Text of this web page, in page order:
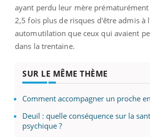
ayant perdu leur mère
2,5 fois plus de risques d'être admis à
automutilation que ceux qui avaient
dans la trentaine.
SUR LE MÊME THÈME
Comment accompagner un proche
Deuil : quelle conséquence sur la
psychique ?